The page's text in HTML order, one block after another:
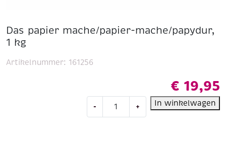
Das papier mache/papier-mache/papydur,
1 kg
€ 19,95
- + In winkelwagen
Artikelnummer: 161256